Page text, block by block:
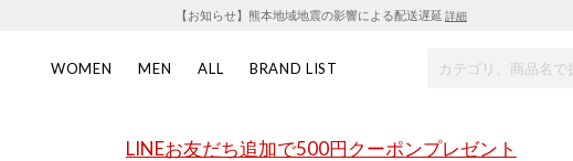
【お知らせ】熊本地域地震の影響による配送遅延 詳細
WOMEN MEN ALL BRAND LIST
LINEお友だち追加で500円クーポンプレゼント